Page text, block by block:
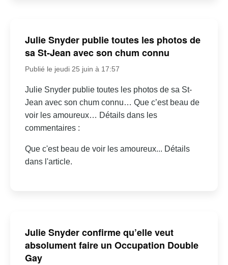
Julie Snyder publie toutes les photos de
sa St-Jean avec son chum connu
Publié le jeudi 25 juin à 17:57
Julie Snyder publie toutes les photos de sa St-
Jean avec son chum connu… Que c’est beau de
voir les amoureux… Détails dans les
commentaires :
Que c'est beau de voir les amoureux... Détails
dans l'article.
Julie Snyder confirme qu’elle veut
absolument faire un Occupation Double
Gay